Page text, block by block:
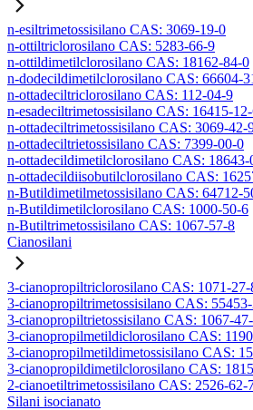
n-esiltrimetossisilano CAS: 3069-19-0
n-ottiltriclorosilano CAS: 5283-66-9
n-ottildimetilclorosilano CAS: 18162-84-0
n-dodecildimetilclorosilano CAS: 66604-
n-ottadeciltriclorosilano CAS: 112-04-9
n-esadeciltrimetossisilano CAS: 16415-
n-ottadeciltrimetossisilano CAS: 3069-42-
n-ottadeciltrietossisilano CAS: 7399-00-0
n-ottadecildimetilclorosilano CAS: 18643-
n-ottadecildiisobutilclorosilano CAS:
n-Butildimetilmetossisilano CAS: 64712-
n-Butildimetilclorosilano CAS: 1000-50-6
n-Butiltrimetossisilano CAS: 1067-57-8
Cianosilani
3-cianopropiltriclorosilano CAS: 1071-27-
3-cianopropiltrimetossisilano CAS:
3-cianopropiltrietossisilano CAS: 1067-
3-cianopropilmetildiclorosilano CAS:
3-cianopropilmetildimetossisilano CAS:
3-cianopropildimetilclorosilano CAS:
2-cianoetiltrimetossisilano CAS: 2526-62-
Silani isocianato